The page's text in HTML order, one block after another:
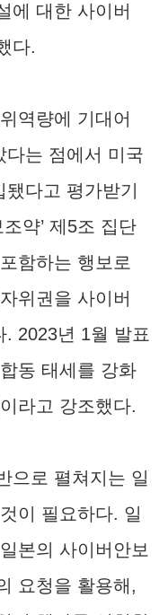
에 대한 사이버
다.
역량에 기대어
다는 점에서 미국
됐다고 평가받기
약’ 제5조 집단
함하는 행보로
위권을 사이버
. 2023년 1월 발표
동 태세를 강화
라고 강조했다.
으로 펼쳐지는 일
이 필요하다. 일
본의 사이버안보
요청을 활용해,